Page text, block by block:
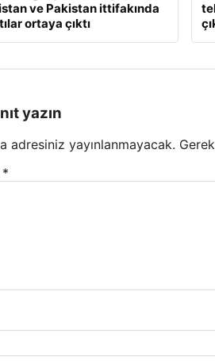
ve Pakistan ittifakında
ortaya çıktı
yazın
adresiniz yayınlanmayacak.
*